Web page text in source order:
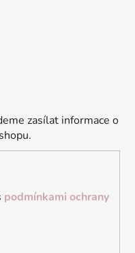
zasílat informace o
podmínkami ochrany